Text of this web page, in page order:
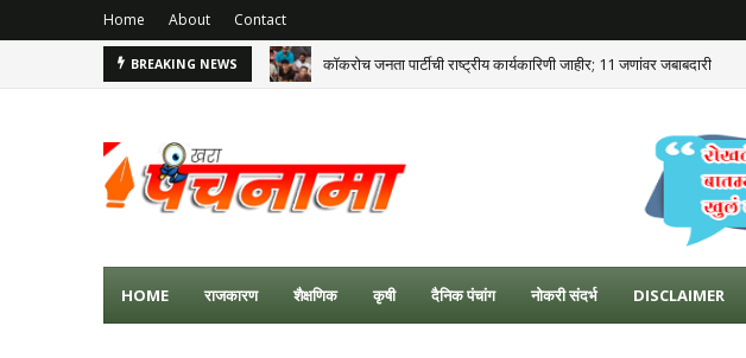
Home About Contact
BREAKING NEWS कॉकरोच जनता पार्टीची राष्ट्रीय कार्यकारिणी जाहीर; 11 जणांवर जबाबदारी
HOME राजकारण शैक्षणिक कृषी दैनिक पंचांग नोकरी संदर्भ DISCLAIMER